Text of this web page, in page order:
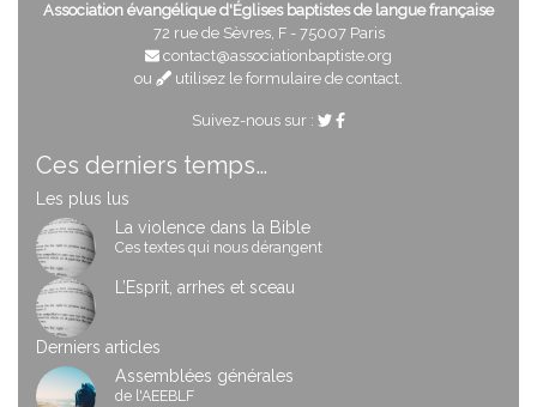
Association évangélique d'Églises baptistes de langue française
72 rue de Sèvres, F - 75007 Paris
contact@associationbaptiste.org
ou
utilisez le formulaire de contact.
Suivez-nous sur :
Ces derniers temps…
Les plus lus
La violence dans la Bible
Ces textes qui nous dérangent
L’Esprit, arrhes et sceau
Derniers articles
Assemblées générales
de l'AEEBLF